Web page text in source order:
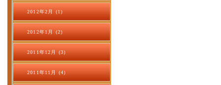
2012年2月 (1)
2012年1月 (2)
2011年12月 (3)
2011年11月 (4)